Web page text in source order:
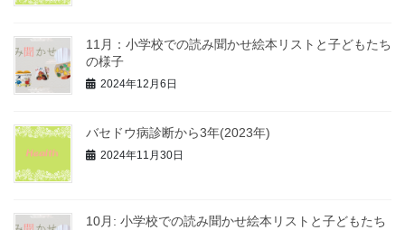
11月：小学校での読み聞かせ絵本リストと子どもたち
の様子
2024年12月6日
バセドウ病診断から3年(2023年)
2024年11月30日
10月: 小学校での読み聞かせ絵本リストと子どもたち